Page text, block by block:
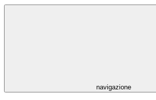
navigazione